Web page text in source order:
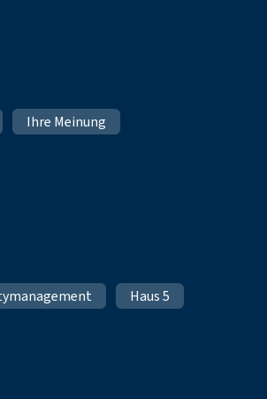
Ihre Meinung
Haus 5